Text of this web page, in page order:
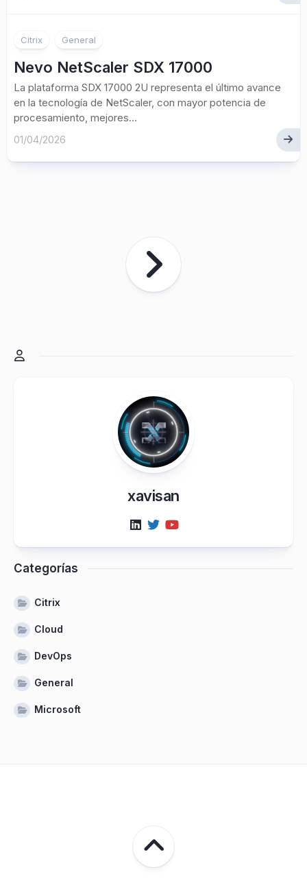
Citrix General
Nevo NetScaler SDX 17000
La plataforma SDX 17000 2U representa el último avance
en la tecnología de NetScaler, con mayor potencia de
procesamiento, mejores...
01/04/2026
xavisan
Categorías
Citrix
Cloud
DevOps
General
Microsoft